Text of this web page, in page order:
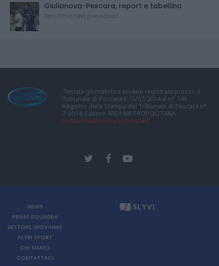
Giulianova-Pescara, report e tabellino
Penultimo test preseason
Testata giornalistica on-line registrata presso il
Tribunale di Pescara il 15/07/2014 al n° 146
Registro della Stampa del Tribunale di Pescara n°
7-2014. Editore AREA METROPOLITANA
redazione@pescarasport24.it
NEWS
PRIMA SQUADRA
SETTORE GIOVANILE
ALTRI SPORT
CHI SIAMO
CONTATTACI